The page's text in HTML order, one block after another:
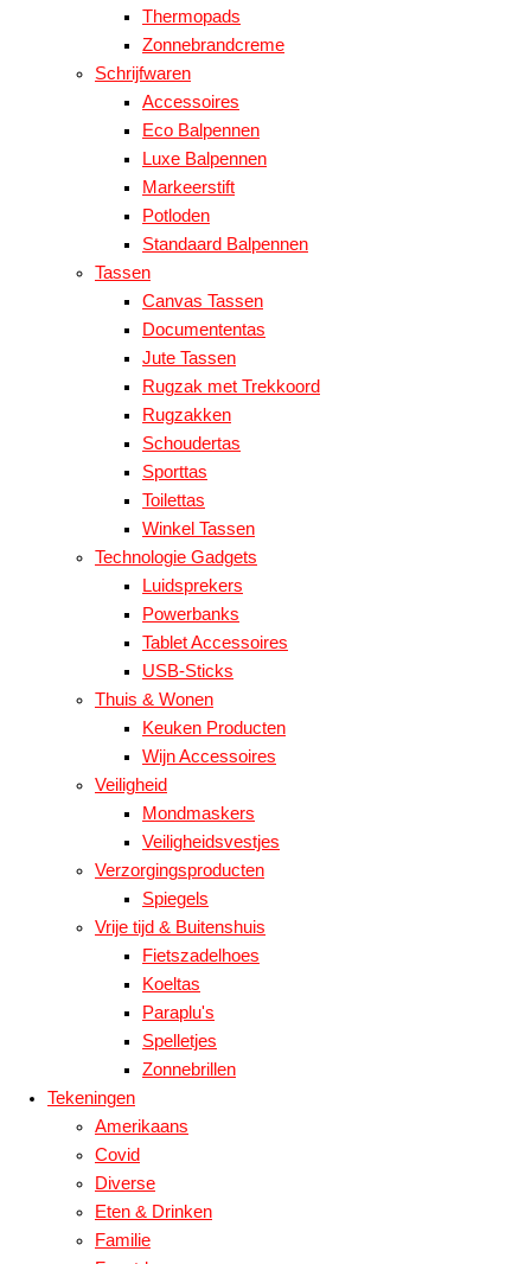
Thermopads
Zonnebrandcreme
Schrijfwaren
Accessoires
Eco Balpennen
Luxe Balpennen
Markeerstift
Potloden
Standaard Balpennen
Tassen
Canvas Tassen
Documententas
Jute Tassen
Rugzak met Trekkoord
Rugzakken
Schoudertas
Sporttas
Toilettas
Winkel Tassen
Technologie Gadgets
Luidsprekers
Powerbanks
Tablet Accessoires
USB-Sticks
Thuis & Wonen
Keuken Producten
Wijn Accessoires
Veiligheid
Mondmaskers
Veiligheidsvestjes
Verzorgingsproducten
Spiegels
Vrije tijd & Buitenshuis
Fietszadelhoes
Koeltas
Paraplu's
Spelletjes
Zonnebrillen
Tekeningen
Amerikaans
Covid
Diverse
Eten & Drinken
Familie